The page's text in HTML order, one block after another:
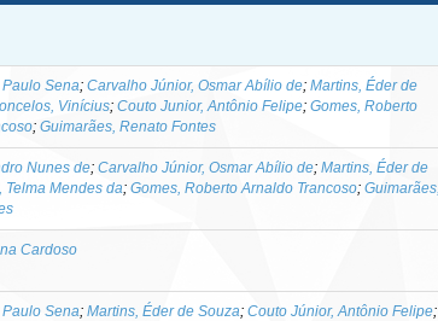
Sena; Carvalho Júnior, Osmar Abílio de; Martins, Éder de
Vinícius; Couto Junior, Antônio Felipe; Gomes, Roberto
; Guimarães, Renato Fontes
Nunes de; Carvalho Júnior, Osmar Abílio de; Martins, Éder de
Telma Mendes da; Gomes, Roberto Arnaldo Trancoso; Guimarães,
Cardoso
Sena; Martins, Éder de Souza; Couto Júnior, Antônio Felipe;